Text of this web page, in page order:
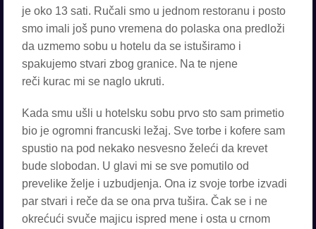
je oko 13 sati. Ručali smo u jednom restoranu i posto
smo imali još puno vremena do polaska ona predloži
da uzmemo sobu u hotelu da se istuširamo i
spakujemo stvari zbog granice. Na te njene
reči kurac mi se naglo ukruti.
Kada smu ušli u hotelsku sobu prvo sto sam primetio
bio je ogromni francuski ležaj. Sve torbe i kofere sam
spustio na pod nekako nesvesno želeći da krevet
bude slobodan. U glavi mi se sve pomutilo od
prevelike želje i uzbudjenja. Ona iz svoje torbe izvadi
par stvari i reče da se ona prva tušira. Čak se i ne
okrećući svuče majicu ispred mene i osta u crnom